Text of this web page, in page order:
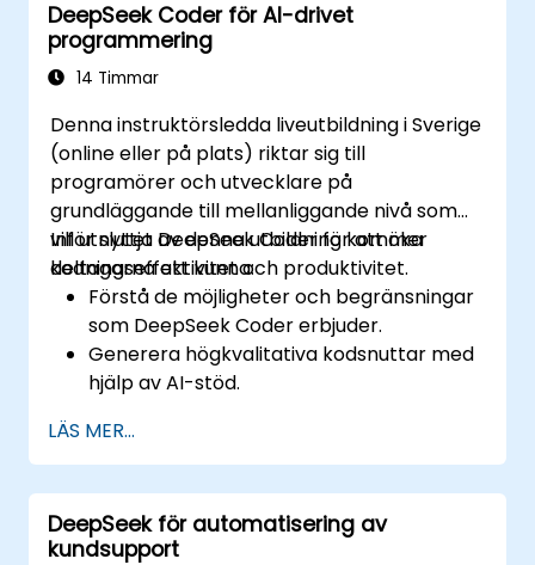
handlingsbara insikter med hjälp av AI.
Utveckla AI-drivna strategier för att
förbättra produktivitet och
DeepSeek Coder för AI-drivet
programmering
14 Timmar
Denna instruktörsledda liveutbildning i Sverige
(online eller på plats) riktar sig till
programörer och utvecklare på
grundläggande till mellanliggande nivå som
vill utnyttja DeepSeek Coder för att öka
kodningseffektivitet och produktivitet.
Inför slutet av denna utbildning kommer
deltagarna att kunna:
Förstå de möjligheter och begränsningar
som DeepSeek Coder erbjuder.
Generera högkvalitativa kodsnuttar med
hjälp av AI-stöd.
och optimering av kod.
Automatisera repetitiva
programmeringsuppgifter med hjälp av
AI-verktyg.
LÄS MER...
DeepSeek för automatisering av
kundsupport